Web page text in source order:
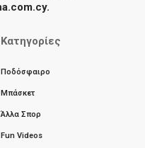
Κατηγορίες
Ποδόσφαιρο
Μπάσκετ
Άλλα Σπορ
Fun Videos